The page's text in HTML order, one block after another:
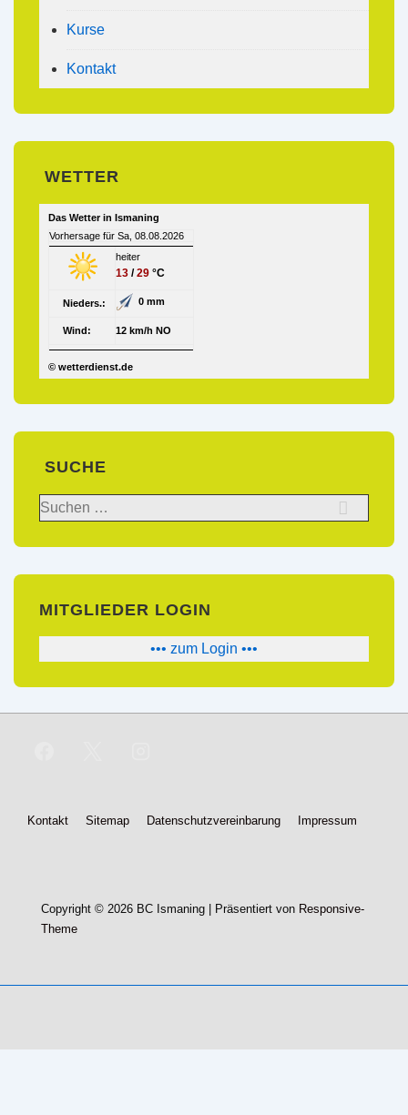
Kurse
Kontakt
WETTER
Das Wetter in Ismaning
Vorhersage für Sa, 08.08.2026
heiter
13 /29 °C
Nieders.: 0 mm
Wind: 12 km/h NO
© wetterdienst.de
SUCHE
Suchen
nach:
MITGLIEDER LOGIN
••• zum Login •••
Footer-
Kontakt Sitemap Datenschutzvereinbarung Impressum
Copyright © 2026 BC Ismaning | Präsentiert von Responsive-
Theme